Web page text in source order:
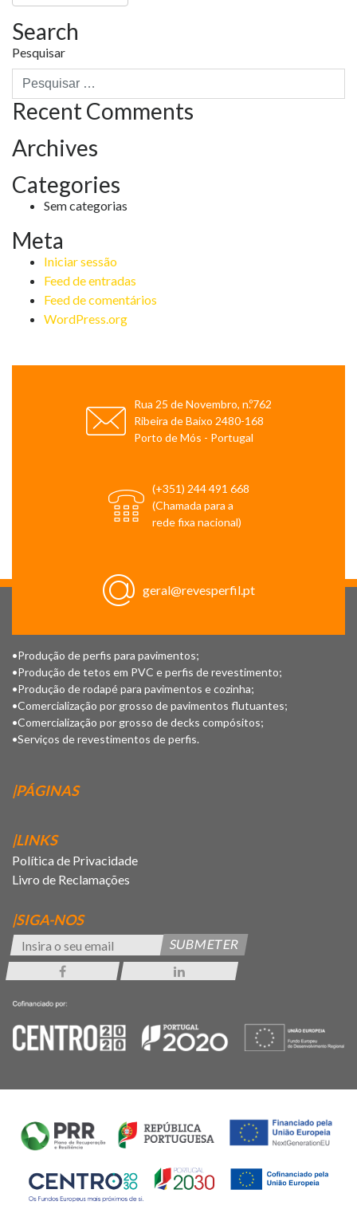
Search
Pesquisar
Recent Comments
Archives
Categories
Sem categorias
Meta
Iniciar sessão
Feed de entradas
Feed de comentários
WordPress.org
Rua 25 de Novembro, n.º762
Ribeira de Baixo 2480-168
Porto de Mós - Portugal
(+351) 244 491 668
(Chamada para a
rede fixa nacional)
geral@revesperfil.pt
•Produção de perfis para pavimentos;
•Produção de tetos em PVC e perfis de revestimento;
•Produção de rodapé para pavimentos e cozinha;
•Comercialização por grosso de pavimentos flutuantes;
•Comercialização por grosso de decks compósitos;
•Serviços de revestimentos de perfis.
|PÁGINAS
|LINKS
Política de Privacidade
Livro de Reclamações
|SIGA-NOS
SUBMETER